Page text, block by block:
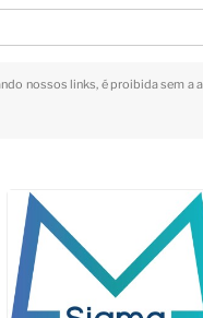
nossos links, é proibida sem a